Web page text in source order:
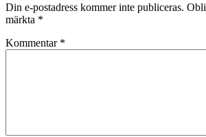
Din e-postadress kommer inte publiceras.
märkta *
Kommentar *